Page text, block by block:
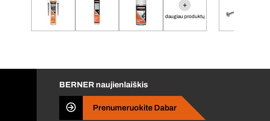
+
daugiau produktų
BERNER naujienlaiškis
Prenumeruokite Dabar